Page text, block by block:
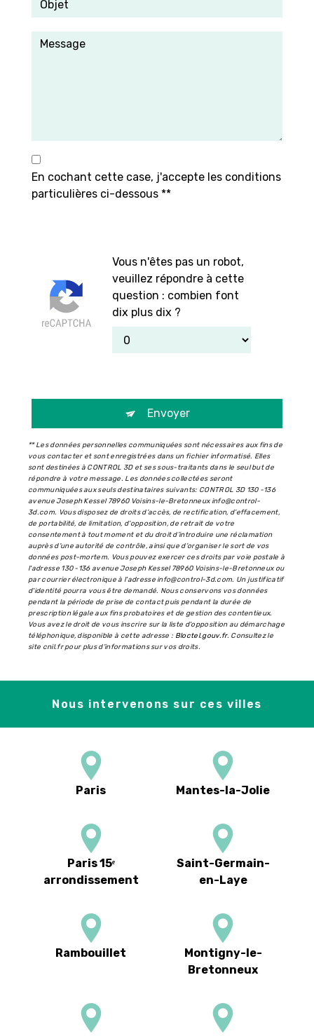
En cochant cette case, j'accepte les conditions
particulières ci-dessous **
Vous n'êtes pas un robot,
veuillez répondre à cette
question : combien font
dix plus dix ?
Envoyer
** Les données personnelles communiquées sont nécessaires aux fins de
vous contacter et sont enregistrées dans un fichier informatisé. Elles
sont destinées à CONTROL 3D et ses sous-traitants dans le seul but de
répondre à votre message. Les données collectées seront
communiquées aux seuls destinataires suivants: CONTROL 3D 130 -136
avenue Joseph Kessel 78960 Voisins-le-Bretonneux info@control-
3d.com. Vous disposez de droits d’accès, de rectification, d’effacement,
de portabilité, de limitation, d’opposition, de retrait de votre
consentement à tout moment et du droit d’introduire une réclamation
auprès d’une autorité de contrôle, ainsi que d’organiser le sort de vos
données post-mortem. Vous pouvez exercer ces droits par voie postale à
l'adresse 130 -136 avenue Joseph Kessel 78960 Voisins-le-Bretonneux ou
par courrier électronique à l'adresse info@control-3d.com. Un justificatif
d'identité pourra vous être demandé. Nous conservons vos données
pendant la période de prise de contact puis pendant la durée de
prescription légale aux fins probatoires et de gestion des contentieux.
Vous avez le droit de vous inscrire sur la liste d'opposition au démarchage
téléphonique, disponible à cette adresse : Bloctel.gouv.fr. Consultez le
site cnil.fr pour plus d’informations sur vos droits.
Nous intervenons sur ces villes
Paris Mantes-la-Jolie
Paris 15ᵉ
arrondissement
Saint-Germain-
en-Laye
Rambouillet
Montigny-le-
Bretonneux